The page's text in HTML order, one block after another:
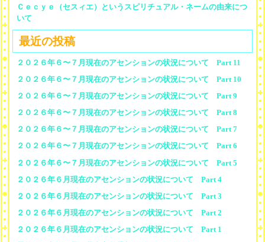
Ｃｅｃｙｅ（セスィエ）というスピリチュアル・ネームの由来につ
いて
最近の投稿
２０２６年６〜７月現在のアセンションの状況について Part 11
２０２６年６〜７月現在のアセンションの状況について Part 10
２０２６年６〜７月現在のアセンションの状況について Part 9
２０２６年６〜７月現在のアセンションの状況について Part 8
２０２６年６〜７月現在のアセンションの状況について Part 7
２０２６年６〜７月現在のアセンションの状況について Part 6
２０２６年６〜７月現在のアセンションの状況について Part 5
２０２６年６月現在のアセンションの状況について Part 4
２０２６年６月現在のアセンションの状況について Part 3
２０２６年６月現在のアセンションの状況について Part 2
２０２６年６月現在のアセンションの状況について Part 1